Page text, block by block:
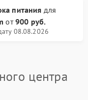
питания для
от900 руб.
08.08.2026
центра